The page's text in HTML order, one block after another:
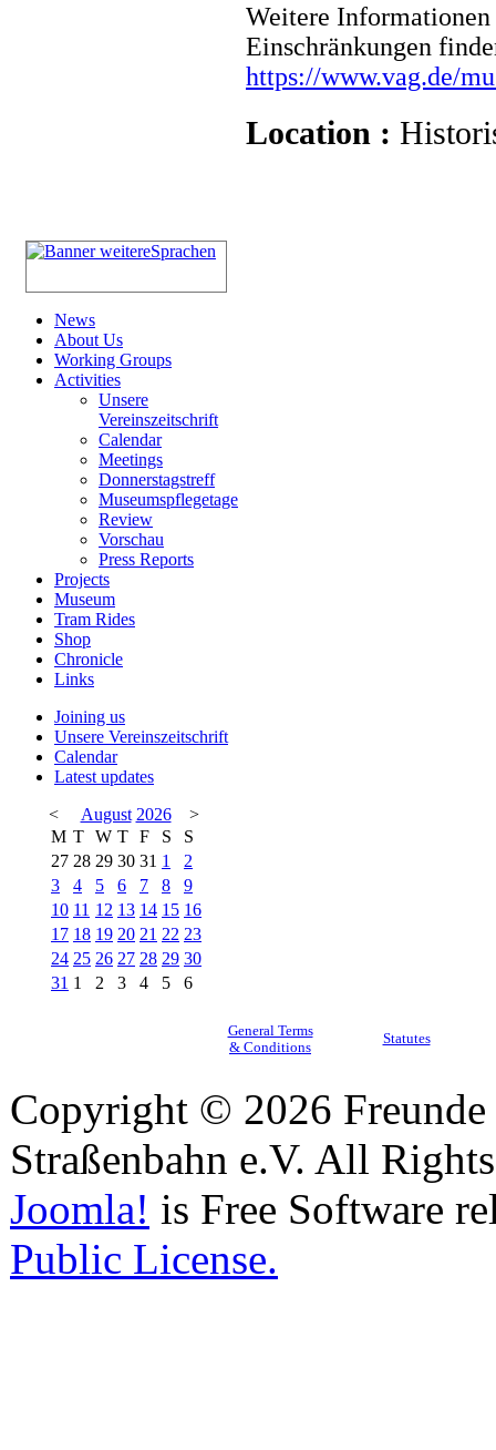
Weitere
Einschränkungen
https://www.vag.de/
Location :
News
About Us
Working Groups
Activities
Unsere
Vereinszeitschrift
Calendar
Meetings
Donnerstagstreff
Museumspflegetage
Review
Vorschau
Press Reports
Projects
Museum
Tram Rides
Shop
Chronicle
Links
Joining us
Unsere Vereinszeitschrift
Calendar
Latest updates
<
August 2026
>
M T W T F S
S
27 28 29 30 31 1
2
3
4 5 6 7 8
9
10 11 12 13 14 15 16
17 18 19 20 21 22 23
24 25 26 27 28 29 30
31 1 2 3 4 5 6
General Terms
& Conditions
Statutes
Copyright © 2026
Straßenbahn e.V. All
Joomla! is Free Software
Public License.